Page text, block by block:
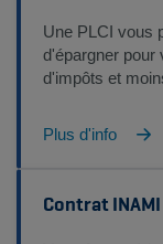
Une PLCI vous
d'épargner pour
d'impôts et
Plus d'info
Contrat INAMI